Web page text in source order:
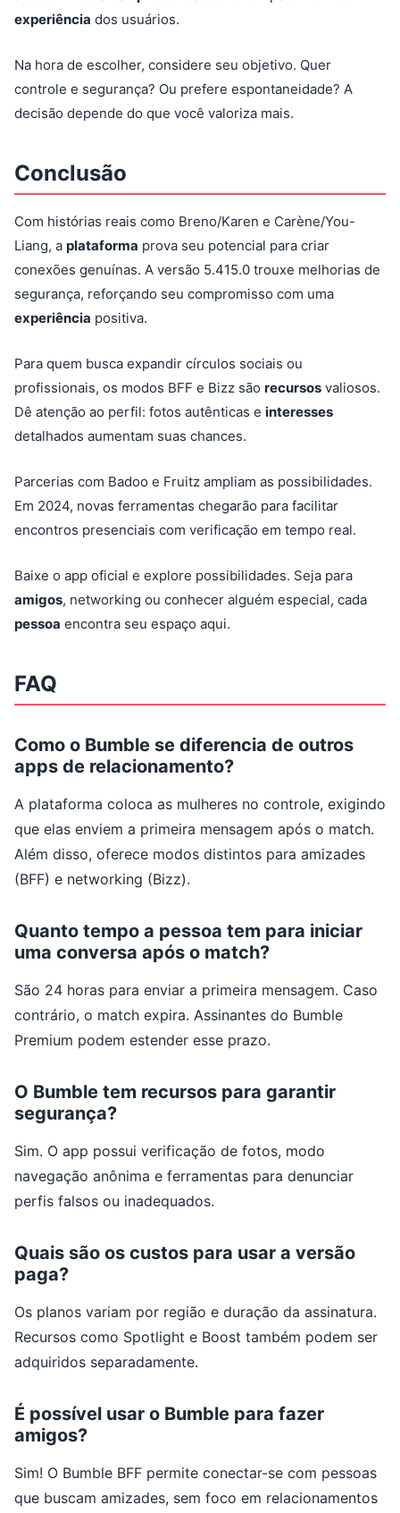
experiência dos usuários.
Na hora de escolher, considere seu objetivo. Quer
controle e segurança? Ou prefere espontaneidade? A
decisão depende do que você valoriza mais.
Conclusão
Com histórias reais como Breno/Karen e Carène/You-
Liang, a plataforma prova seu potencial para criar
conexões genuínas. A versão 5.415.0 trouxe melhorias de
segurança, reforçando seu compromisso com uma
experiência positiva.
Para quem busca expandir círculos sociais ou
profissionais, os modos BFF e Bizz são recursos valiosos.
Dê atenção ao perfil: fotos autênticas e interesses
detalhados aumentam suas chances.
Parcerias com Badoo e Fruitz ampliam as possibilidades.
Em 2024, novas ferramentas chegarão para facilitar
encontros presenciais com verificação em tempo real.
Baixe o app oficial e explore possibilidades. Seja para
amigos, networking ou conhecer alguém especial, cada
pessoa encontra seu espaço aqui.
FAQ
Como o Bumble se diferencia de outros
apps de relacionamento?
A plataforma coloca as mulheres no controle, exigindo
que elas enviem a primeira mensagem após o match.
Além disso, oferece modos distintos para amizades
(BFF) e networking (Bizz).
Quanto tempo a pessoa tem para iniciar
uma conversa após o match?
São 24 horas para enviar a primeira mensagem. Caso
contrário, o match expira. Assinantes do Bumble
Premium podem estender esse prazo.
O Bumble tem recursos para garantir
segurança?
Sim. O app possui verificação de fotos, modo
navegação anônima e ferramentas para denunciar
perfis falsos ou inadequados.
Quais são os custos para usar a versão
paga?
Os planos variam por região e duração da assinatura.
Recursos como Spotlight e Boost também podem ser
adquiridos separadamente.
É possível usar o Bumble para fazer
amigos?
Sim! O Bumble BFF permite conectar-se com pessoas
que buscam amizades, sem foco em relacionamentos